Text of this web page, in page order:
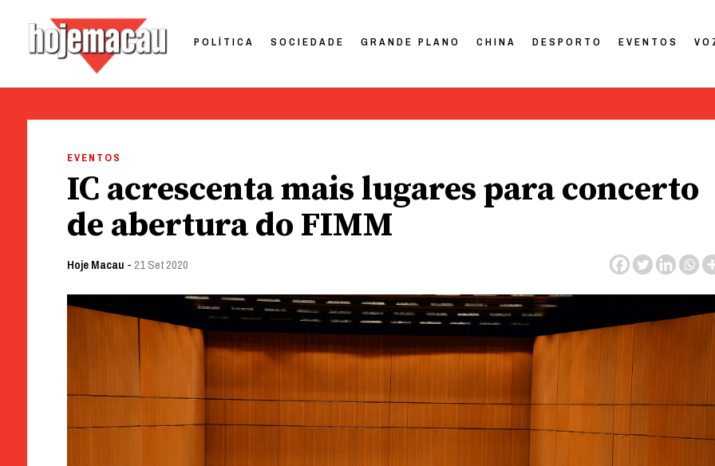
POLÍTICA SOCIEDADE GRANDE PLANO CHINA DESPORTO EVENTOS
EVENTOS
IC acrescenta mais lugares para concerto
de abertura do FIMM
Hoje Macau - 21 Set 2020